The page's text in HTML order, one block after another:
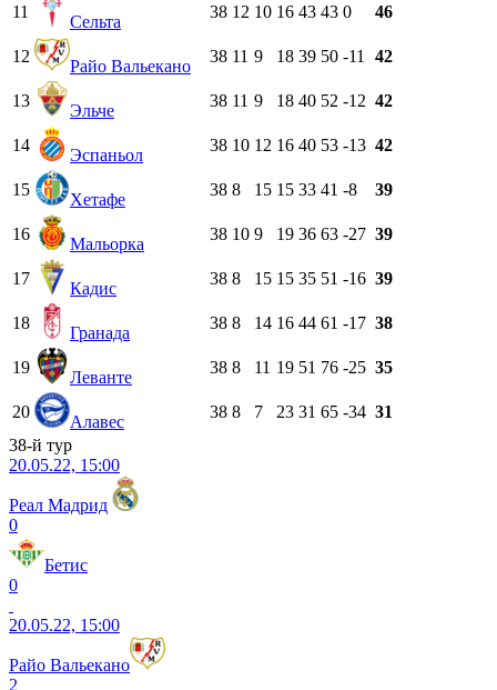
11
Сельта
38 12 10 16 43 43 0 46
12
Райо Вальекано
38 11 9 18 39 50 -11 42
13
Эльче
38 11 9 18 40 52 -12 42
14
Эспаньол
38 10 12 16 40 53 -13 42
15
Хетафе
38 8 15 15 33 41 -8 39
16
Мальорка
38 10 9 19 36 63 -27 39
17
Кадис
38 8 15 15 35 51 -16 39
18
Гранада
38 8 14 16 44 61 -17 38
19
Леванте
38 8 11 19 51 76 -25 35
20
Алавес
38 8 7 23 31 65 -34 31
38-й тур
20.05.22, 15:00
Реал Мадрид
0
Бетис
0
20.05.22, 15:00
Райо Вальекано
2